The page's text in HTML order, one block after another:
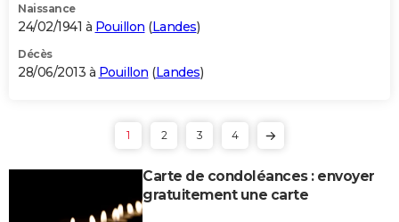
Naissance
24/02/1941 à Pouillon (Landes)
Décès
28/06/2013 à Pouillon (Landes)
1 2 3 4
Carte de condoléances : envoyer
gratuitement une carte